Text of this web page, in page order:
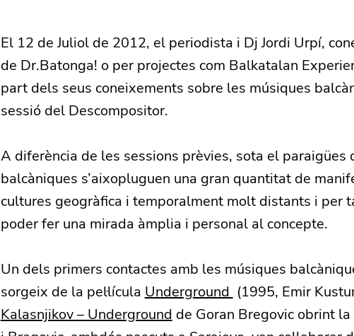
El 12 de Juliol de 2012, el periodista i Dj Jordi Urpí,
de Dr.Batonga! o per projectes com Balkatalan
part dels seus coneixements sobre les músiques
sessió del Descompositor.
A diferència de les sessions prèvies, sota el paraigües
balcàniques s’aixopluguen una gran quantitat de
cultures geogràfica i temporalment molt distants i per
poder fer una mirada àmplia i personal al concepte.
Un dels primers contactes amb les músiques
sorgeix de la pel·lícula Underground (1995, Emir
Kalasnjikov – Underground de Goran Bregovic obrint la